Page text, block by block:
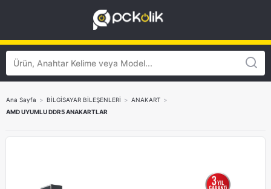
Ana Sayfa > BİLGİSAYAR BİLEŞENLERİ > ANAKART >
AMD UYUMLU DDR5 ANAKARTLAR